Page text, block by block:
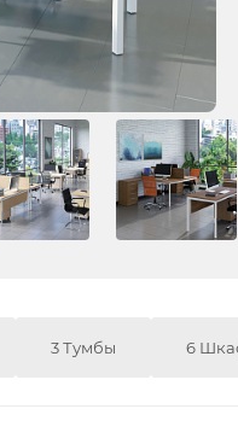
3 Тумбы 6